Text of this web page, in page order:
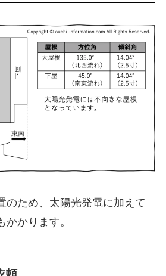
のため、太陽光発電に加えて
かかります。